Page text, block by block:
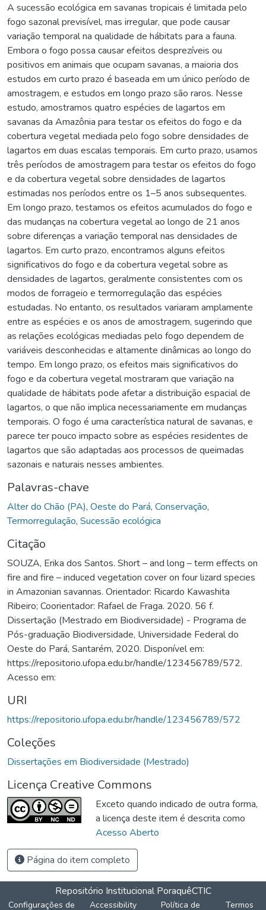
A sucessão ecológica em savanas tropicais é limitada pelo
fogo sazonal previsível, mas irregular, que pode causar
variação temporal na qualidade de hábitats para a fauna.
Embora o fogo possa causar efeitos desprezíveis ou
positivos em animais que ocupam savanas, a maioria dos
estudos em curto prazo é baseada em um único período de
amostragem, e estudos em longo prazo são raros. Nesse
estudo, amostramos quatro espécies de lagartos em
savanas da Amazônia para testar os efeitos do fogo e da
cobertura vegetal mediada pelo fogo sobre densidades de
lagartos em duas escalas temporais. Em curto prazo, usamos
três períodos de amostragem para testar os efeitos do fogo
e da cobertura vegetal sobre densidades de lagartos
estimadas nos períodos entre os 1–5 anos subsequentes.
Em longo prazo, testamos os efeitos acumulados do fogo e
das mudanças na cobertura vegetal ao longo de 21 anos
sobre diferenças a variação temporal nas densidades de
lagartos. Em curto prazo, encontramos alguns efeitos
significativos do fogo e da cobertura vegetal sobre as
densidades de lagartos, geralmente consistentes com os
modos de forrageio e termorregulação das espécies
estudadas. No entanto, os resultados variaram amplamente
entre as espécies e os anos de amostragem, sugerindo que
as relações ecológicas mediadas pelo fogo dependem de
variáveis desconhecidas e altamente dinâmicas ao longo do
tempo. Em longo prazo, os efeitos mais significativos do
fogo e da cobertura vegetal mostraram que variação na
qualidade de hábitats pode afetar a distribuição espacial de
lagartos, o que não implica necessariamente em mudanças
temporais. O fogo é uma característica natural de savanas, e
parece ter pouco impacto sobre as espécies residentes de
lagartos que são adaptadas aos processos de queimadas
sazonais e naturais nesses ambientes.
Palavras-chave
Alter do Chão (PA), Oeste do Pará, Conservação,
Termorregulação, Sucessão ecológica
Citação
SOUZA, Erika dos Santos. Short – and long – term effects on
fire and fire – induced vegetation cover on four lizard species
in Amazonian savannas. Orientador: Ricardo Kawashita
Ribeiro; Coorientador: Rafael de Fraga. 2020. 56 f.
Dissertação (Mestrado em Biodiversidade) - Programa de
Pós-graduação Biodiversidade, Universidade Federal do
Oeste do Pará, Santarém, 2020. Disponível em:
https://repositorio.ufopa.edu.br/handle/123456789/572.
Acesso em:
URI
https://repositorio.ufopa.edu.br/handle/123456789/572
Coleções
Dissertações em Biodiversidade (Mestrado)
Licença Creative Commons
Exceto quando indicado de outra forma,
a licença deste item é descrita como
Acesso Aberto
Página do item completo
Repositório Institucional PoraquêCTIC
Configurações de Accessibility Política de Termos